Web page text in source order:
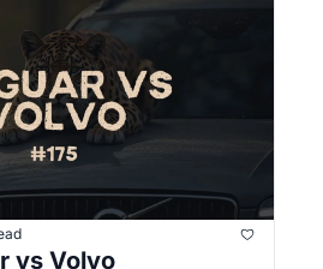
vs Volvo